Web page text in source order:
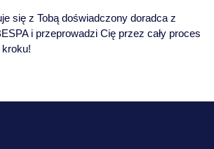
się z Tobą doświadczony doradca z
i przeprowadzi Cię przez cały proces